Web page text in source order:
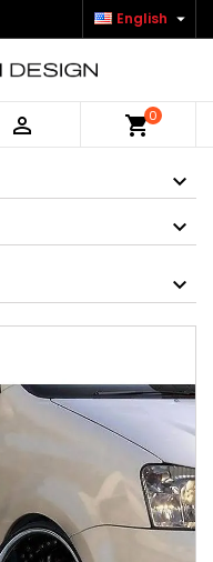
English 
 shopping_cart0